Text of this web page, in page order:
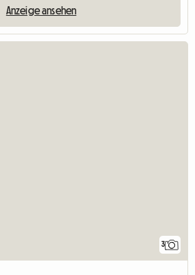
Anzeige ansehen
3